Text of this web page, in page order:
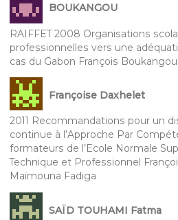
BOUKANGOU
RAIFFET 2008 Organisations
professionnelles vers une
cas du Gabon François Boukangou
Françoise Daxhelet
2011 Recommandations pour un
continue à l’Approche Par
formateurs de l’Ecole Normale
Technique et Professionnel
Maïmouna Fadiga
SAÏD TOUHAMI Fatma